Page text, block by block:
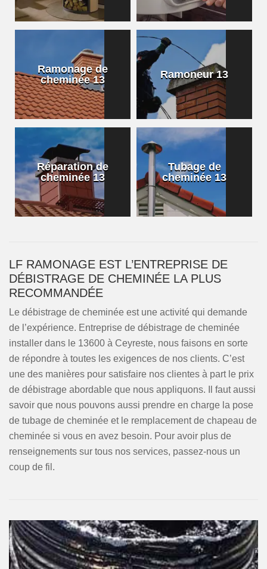
Ramonage de
cheminée 13
Ramoneur 13
Réparation de
cheminée 13
Tubage de
cheminée 13
LF RAMONAGE EST L’ENTREPRISE DE
DÉBISTRAGE DE CHEMINÉE LA PLUS
RECOMMANDÉE
Le débistrage de cheminée est une activité qui demande
de l’expérience. Entreprise de débistrage de cheminée
installer dans le 13600 à Ceyreste, nous faisons en sorte
de répondre à toutes les exigences de nos clients. C’est
une des manières pour satisfaire nos clientes à part le prix
de débistrage abordable que nous appliquons. Il faut aussi
savoir que nous pouvons aussi prendre en charge la pose
de tubage de cheminée et le remplacement de chapeau de
cheminée si vous en avez besoin. Pour avoir plus de
renseignements sur tous nos services, passez-nous un
coup de fil.